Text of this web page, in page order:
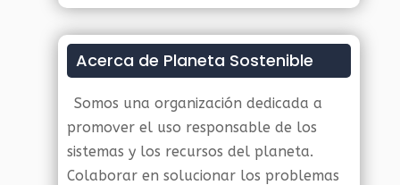
Acerca de Planeta Sostenible
Somos una organización dedicada a
promover el uso responsable de los
sistemas y los recursos del planeta.
Colaborar en solucionar los problemas